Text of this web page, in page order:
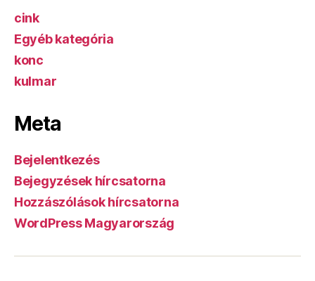
cink
Egyéb kategória
konc
kulmar
Meta
Bejelentkezés
Bejegyzések hírcsatorna
Hozzászólások hírcsatorna
WordPress Magyarország